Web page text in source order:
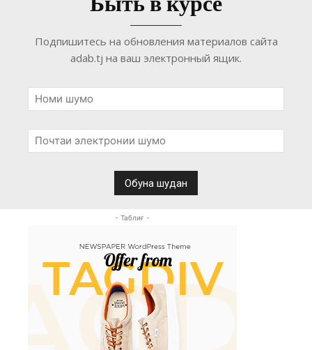
Быть в курсе
Подпишитесь на обновления материалов сайта
adab.tj на ваш электронный ящик.
- Таблиғ -